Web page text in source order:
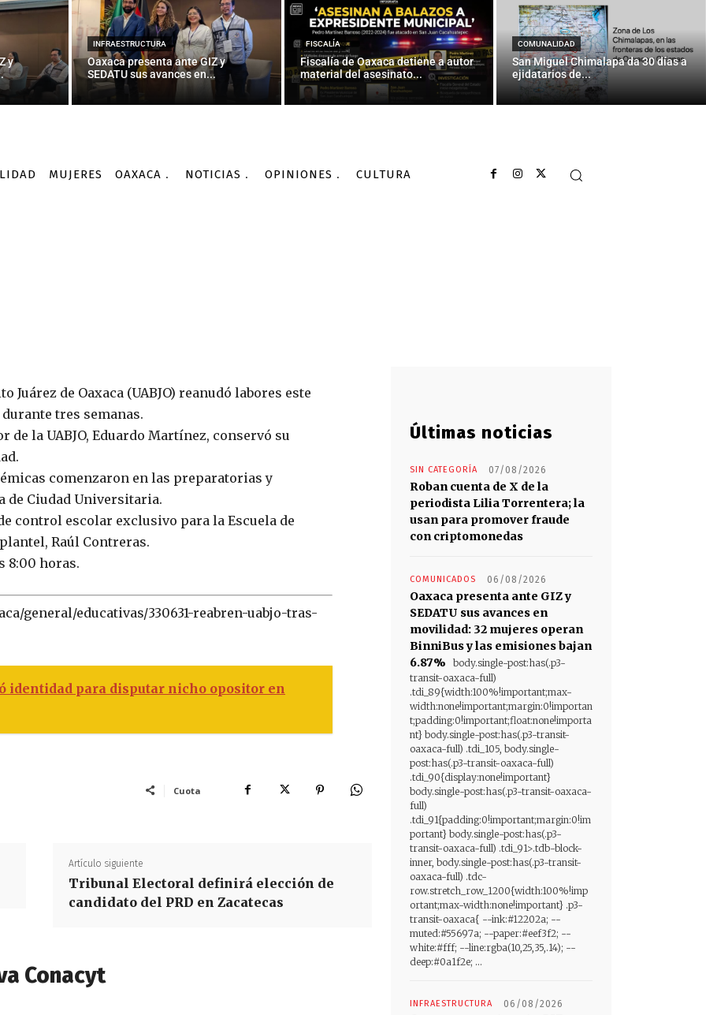
y
INFRAESTRUCTURA
Oaxaca presenta ante GIZ y
SEDATU sus avances en...
FISCALÍA
Fiscalía de Oaxaca detiene a autor
material del asesinato...
COMUNALIDAD
San Miguel Chimalapa da 30 días a
ejidatarios de...
MUJERES OAXACA NOTICIAS OPINIONES CULTURA
OAXACA
la UABJO tras paro sindical
Por AGENCIA INFORMATIVA CONACYT 29/02/2016
Juárez de Oaxaca (UABJO) reanudó labores este
tres semanas.
la UABJO, Eduardo Martínez, conservó su
comenzaron en las preparatorias y
de Ciudad Universitaria.
control escolar exclusivo para la Escuela de
Raúl Contreras.
8:00 horas.
general/educativas/330631-reabren-uabjo-tras-
identidad para disputar nicho opositor en
Cuota
Artículo siguiente
Tribunal Electoral definirá elección de
candidato del PRD en Zacatecas
Conacyt
Últimas noticias
SIN CATEGORÍA 07/08/2026
Roban cuenta de X de la
periodista Lilia Torrentera; la
usan para promover fraude
con criptomonedas
COMUNICADOS 06/08/2026
Oaxaca presenta ante GIZ y
SEDATU sus avances en
movilidad: 32 mujeres operan
BinniBus y las emisiones bajan
6.87%
body.single-post:has(.p3-
transit-oaxaca-full)
.tdi_89{width:100%!important;max-
width:none!important;margin:0!importan
t;padding:0!important;float:none!importa
nt} body.single-post:has(.p3-transit-
oaxaca-full) .tdi_105, body.single-
post:has(.p3-transit-oaxaca-full)
.tdi_90{display:none!important}
body.single-post:has(.p3-transit-oaxaca-
full)
.tdi_91{padding:0!important;margin:0!im
portant} body.single-post:has(.p3-
transit-oaxaca-full) .tdi_91>.tdb-block-
inner, body.single-post:has(.p3-transit-
oaxaca-full) .tdc-
row.stretch_row_1200{width:100%!imp
ortant;max-width:none!important} .p3-
transit-oaxaca{ --ink:#12202a; --
muted:#55697a; --paper:#eef3f2; --
white:#fff; --line:rgba(10,25,35,.14); --
deep:#0a1f2e; ...
INFRAESTRUCTURA 06/08/2026